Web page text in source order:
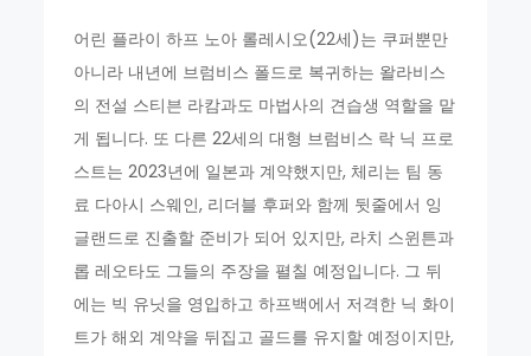
어린 플라이 하프 노아 롤레시오(22세)는 쿠퍼뿐만
아니라 내년에 브럼비스 폴드로 복귀하는 왈라비스
의 전설 스티븐 라캄과도 마법사의 견습생 역할을 맡
게 됩니다. 또 다른 22세의 대형 브럼비스 락 닉 프로
스트는 2023년에 일본과 계약했지만, 체리는 팀 동
료 다아시 스웨인, 리더블 후퍼와 함께 뒷줄에서 잉
글랜드로 진출할 준비가 되어 있지만, 라치 스윈튼과
롭 레오타도 그들의 주장을 펼칠 예정입니다. 그 뒤
에는 빅 유닛을 영입하고 하프백에서 저격한 닉 화이
트가 해외 계약을 뒤집고 골드를 유지할 예정이지만,